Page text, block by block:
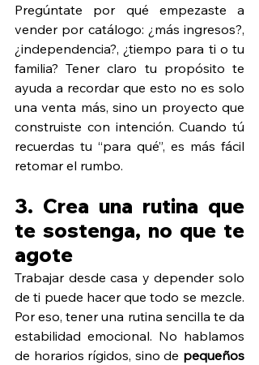
Pregúntate por qué empezaste a
vender por catálogo: ¿más ingresos?,
¿independencia?, ¿tiempo para ti o tu
familia? Tener claro tu propósito te
ayuda a recordar que esto no es solo
una venta más, sino un proyecto que
construiste con intención. Cuando tú
recuerdas tu “para qué”, es más fácil
retomar el rumbo.
3. Crea una rutina que
te sostenga, no que te
agote
Trabajar desde casa y depender solo
de ti puede hacer que todo se mezcle.
Por eso, tener una rutina sencilla te da
estabilidad emocional. No hablamos
de horarios rígidos, sino de pequeños